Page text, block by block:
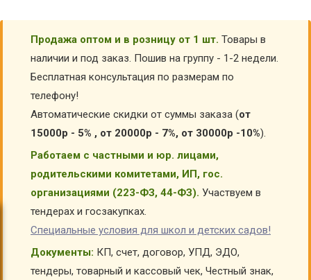
Продажа оптом и в розницу от 1 шт. Товары в
наличии и под заказ. Пошив на группу - 1-2 недели.
Бесплатная консультация по размерам по
телефону!
Автоматические скидки от суммы заказа (от
15000р - 5% , от 20000р - 7%, от 30000р -10%).
Работаем с частными и юр. лицами,
родительскими комитетами, ИП, гос.
организациями (223-ФЗ, 44-ФЗ). Участвуем в
тендерах и госзакупках.
Специальные условия для школ и детских садов!
Документы: КП, счет, договор, УПД, ЭДО,
тендеры, товарный и кассовый чек, Честный знак,